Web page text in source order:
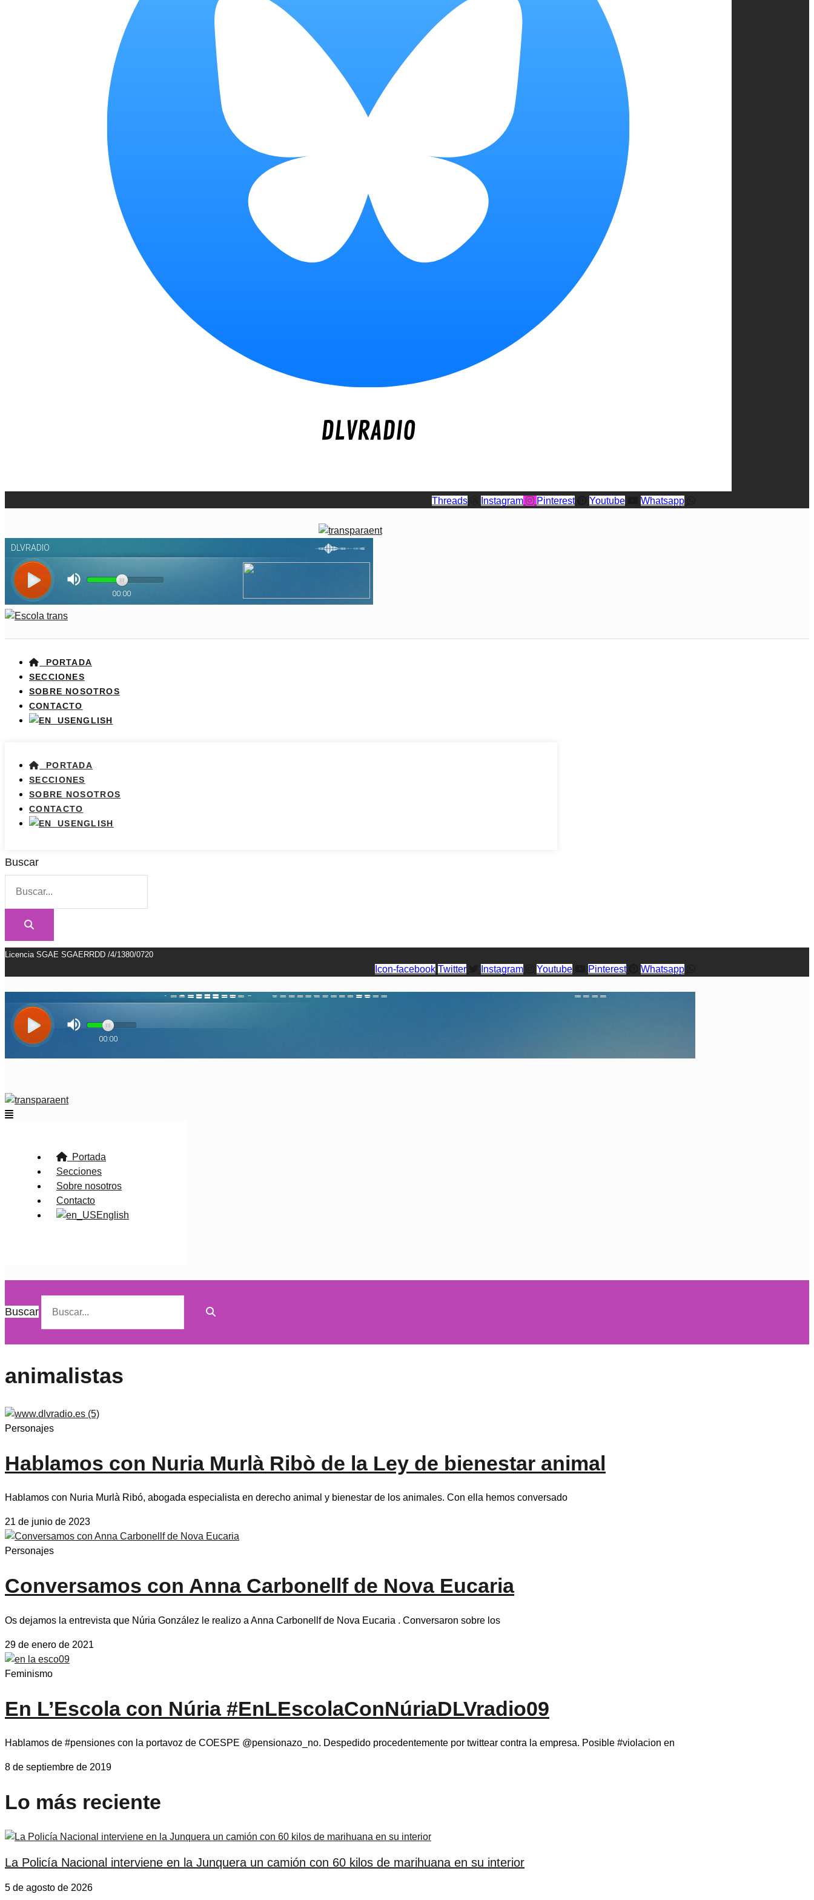
Threads Instagram Pinterest Youtube Whatsapp
PORTADA
SECCIONES
SOBRE NOSOTROS
CONTACTO
ENGLISH
PORTADA
SECCIONES
SOBRE NOSOTROS
CONTACTO
ENGLISH
Buscar
Licencia SGAE SGAERRDD /4/1380/0720
Icon-facebook Twitter Instagram Youtube Pinterest Whatsapp
Flyout
Portada
Secciones
Sobre nosotros
Contacto
English
Buscar
animalistas
Personajes
Hablamos con Nuria Murlà Ribò de la Ley de bienestar animal
Hablamos con Nuria Murlà Ribó, abogada especialista en derecho animal y bienestar de los animales. Con ella hemos conversado
21 de junio de 2023
Personajes
Conversamos con Anna Carbonellf de Nova Eucaria
Os dejamos la entrevista que Núria González le realizo a Anna Carbonellf de Nova Eucaria . Conversaron sobre los
29 de enero de 2021
Feminismo
En L’Escola con Núria #EnLEscolaConNúriaDLVradio09
Hablamos de #pensiones con la portavoz de COESPE @pensionazo_no. Despedido procedentemente por twittear contra la empresa. Posible #violacion en
8 de septiembre de 2019
Lo más reciente
La Policía Nacional interviene en la Junquera un camión con 60 kilos de marihuana en su interior
5 de agosto de 2026